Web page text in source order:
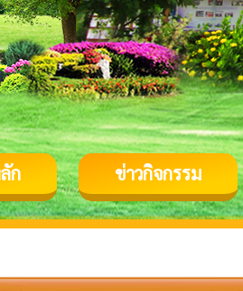
ก ข่าวกิจกรรม